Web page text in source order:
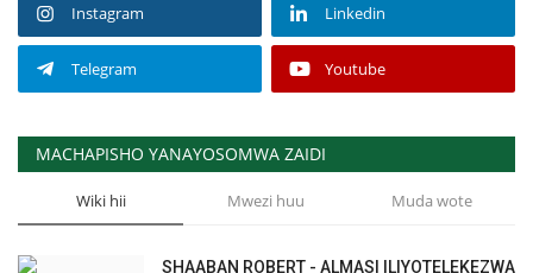
Instagram Linkedin
Telegram Youtube
MACHAPISHO YANAYOSOMWA ZAIDI
Wiki hii Mwezi huu Muda wote
SHAABAN ROBERT - ALMASI ILIYOTELEKEZWA